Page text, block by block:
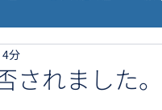
リアビザ
されました
分